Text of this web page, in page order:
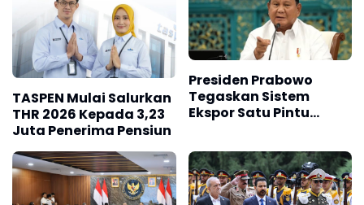
TASPEN Mulai Salurkan
THR 2026 Kepada 3,23
Juta Penerima Pensiun
Presiden Prabowo
Tegaskan Sistem
Ekspor Satu Pintu